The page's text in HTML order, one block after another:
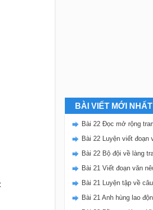
BÀI VIẾT MỚI NHẤT